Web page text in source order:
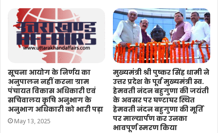
सूचना आयोग के निर्णय का
अनुपालन नहीं करना ग्राम
पंचायत विकास अधिकारी एवं
सचिवालय कृषि अनुभाग के
अनुभाग अधिकारी को भारी पड़ा
May 13, 2025
मुख्यमंत्री श्री पुष्कर सिंह धामी ने
उत्तर प्रदेश के पूर्व मुख्यमंत्री स्व.
हेमवती नंदन बहुगुणा की जयंती
के अवसर पर घण्टाघर स्थित
हेमवती नंदन बहुगुणा की मूर्ति
पर माल्यार्पण कर उनका
भावपूर्ण स्मरण किया